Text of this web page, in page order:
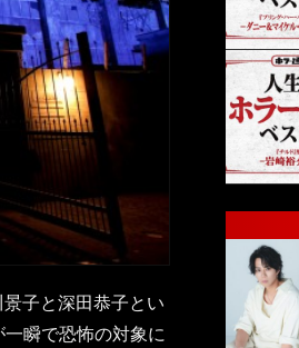
景子と深田恭子とい
瞬で恐怖の対象に